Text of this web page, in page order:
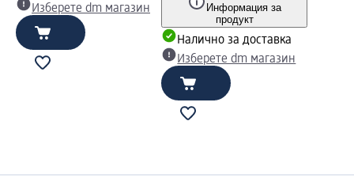
Изберете dm магазин
Информация за
продукт
Налично за доставка
Изберете dm магазин